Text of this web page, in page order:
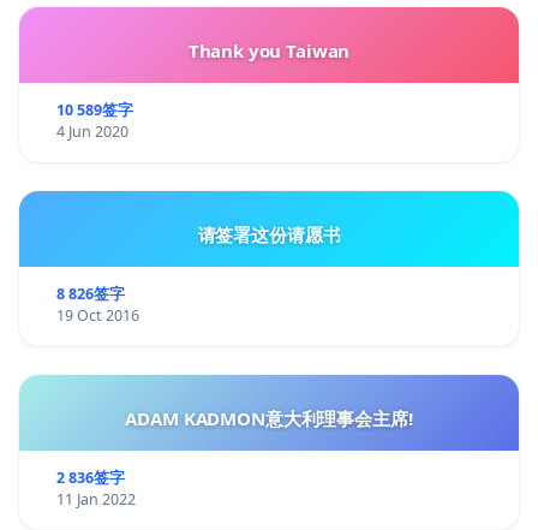
Thank you Taiwan
10 589签字
4 Jun 2020
请签署这份请愿书
8 826签字
19 Oct 2016
ADAM KADMON意大利理事会主席!
2 836签字
11 Jan 2022